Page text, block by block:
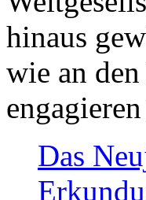
hinaus
wie an
Das